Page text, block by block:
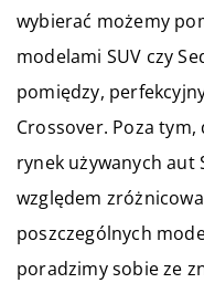
wybierać możemy
modelami SUV czy
pomiędzy,
Crossover. Poza
rynek używanych aut
względem
poszczególnych
poradzimy sobie ze